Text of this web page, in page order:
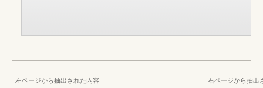
左ページから抽出された内容
右ページから抽出